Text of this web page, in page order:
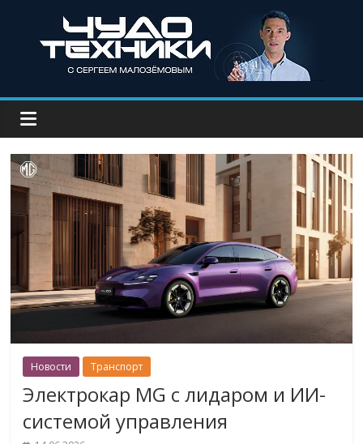
Новости Транспорт
Электрокар MG с лидаром и ИИ-
системой управления